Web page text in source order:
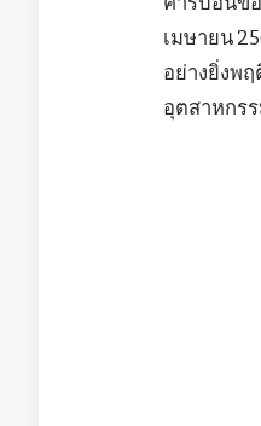
เมษายน
อย่างยิ่งพ
อุตสาหกร